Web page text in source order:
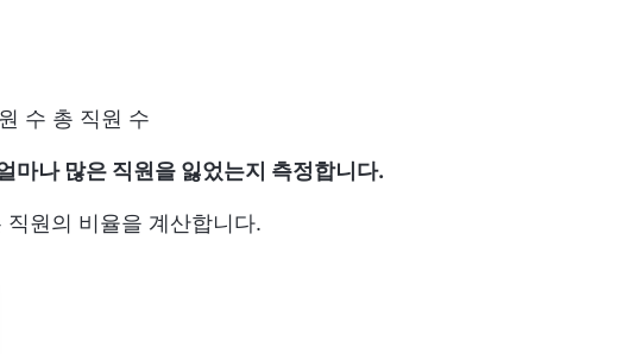
수 총 직원 수
마나 많은 직원을 잃었는지 측정합니다.
원의 비율을 계산합니다.